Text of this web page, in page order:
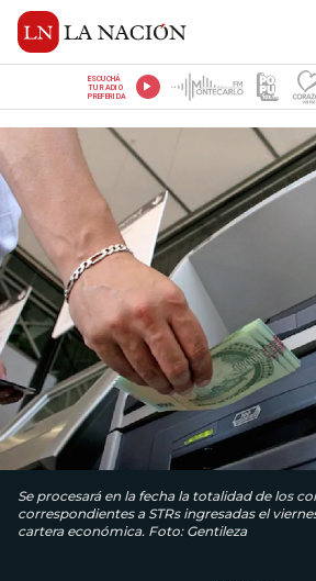
ESCUCHÁ
TU RADIO
PREFERIDA
Se procesará en la fecha la totalidad de los
correspondientes a STRs ingresadas el
cartera económica. Foto: Gentileza